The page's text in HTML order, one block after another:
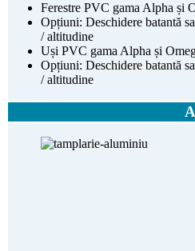
Ferestre PVC gama Alpha și
Opțiuni: Deschidere batantă
/ altitudine
Uși PVC gama Alpha și
Opțiuni: Deschidere batantă
/ altitudine